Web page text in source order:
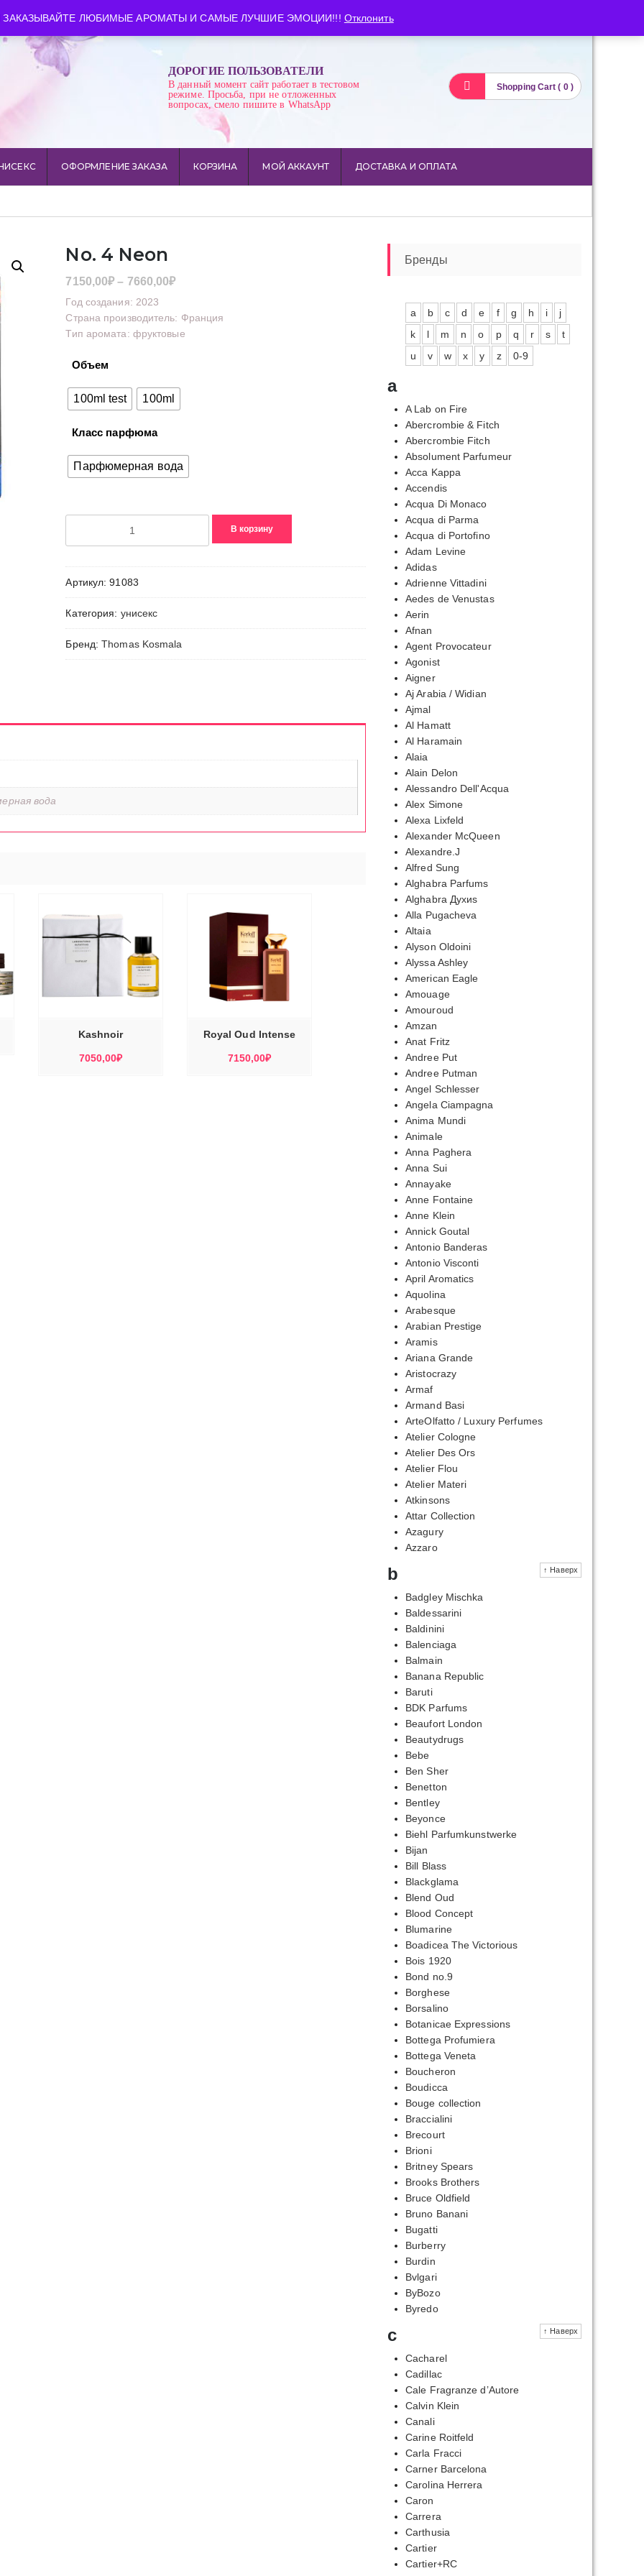
ЗАКАЗЫВАЙТЕ ЛЮБИМЫЕ АРОМАТЫ И САМЫЕ ЛУЧШИЕ ЭМОЦИИ!!! Отклонить
Время работы: пн-сб 10:00-21:00
ДОРОГИЕ ПОЛЬЗОВАТЕЛИ
В данный момент сайт работает в тестовом
режиме. Просьба, при не отложенных
вопросах, смело пишите в WhatsApp
Shopping Cart ( 0 )
ОФОРМЛЕНИЕ ЗАКАЗА КОРЗИНА МОЙ АККАУНТ ДОСТАВКА И ОПЛАТА
No. 4 Neon
7150,00₽ – 7660,00₽Диапазон
7150,00₽
–
Год создания: 2023
Страна производитель: Франция
Тип аромата: фруктовые
Объем
100ml test 100ml
Класс парфюма
Парфюмерная вода
4
Neon
В корзину
Артикул:91083
Категория: унисекс
Бренд:Thomas Kosmala
вода
ТОВАР
МОЖНО
ВЫБРАТЬ
СТРАНИЦЕ
ТОВАРА.
Kashnoir
7050,00₽
ВЫБЕРИТЕ
ЭТОТ
ТОВАР
ИМЕЕТ
МОЖНО
ВЫБРАТЬ
СТРАНИЦЕ
ТОВАРА.
Royal Oud Intense
7150,00₽
Бренды
a b c d e f g h i
j
k
l m n o p q r s
t
u
v w x y z 0-9
a
A Lab on Fire
Abercrombie & Fitch
Abercrombie Fitch
Absolument Parfumeur
Acca Kappa
Accendis
Acqua Di Monaco
Acqua di Parma
Acqua di Portofino
Adam Levine
Adidas
Adrienne Vittadini
Aedes de Venustas
Aerin
Afnan
Agent Provocateur
Agonist
Aigner
Aj Arabia / Widian
Ajmal
Al Hamatt
Al Haramain
Alaia
Alain Delon
Alessandro Dell'Acqua
Alex Simone
Alexa Lixfeld
Alexander McQueen
Alexandre.J
Alfred Sung
Alghabra Parfums
Alghabra Духиs
Alla Pugacheva
Altaia
Alyson Oldoini
Alyssa Ashley
American Eagle
Amouage
Amouroud
Amzan
Anat Fritz
Andree Put
Andree Putman
Angel Schlesser
Angela Ciampagna
Anima Mundi
Animale
Anna Paghera
Anna Sui
Annayake
Anne Fontaine
Anne Klein
Annick Goutal
Antonio Banderas
Antonio Visconti
April Aromatics
Aquolina
Arabesque
Arabian Prestige
Aramis
Ariana Grande
Aristocrazy
Armaf
Armand Basi
ArteOlfatto / Luxury Perfumes
Atelier Cologne
Atelier Des Ors
Atelier Flou
Atelier Materi
Atkinsons
Attar Collection
Azagury
Azzaro
↑ Наверх
b
Badgley Mischka
Baldessarini
Baldinini
Balenciaga
Balmain
Banana Republic
Baruti
BDK Parfums
Beaufort London
Beautydrugs
Bebe
Ben Sher
Benetton
Bentley
Beyonce
Biehl Parfumkunstwerke
Bijan
Bill Blass
Blackglama
Blend Oud
Blood Concept
Blumarine
Boadicea The Victorious
Bois 1920
Bond no.9
Borghese
Borsalino
Botanicae Expressions
Bottega Profumiera
Bottega Veneta
Boucheron
Boudicca
Bouge collection
Braccialini
Brecourt
Brioni
Britney Spears
Brooks Brothers
Bruce Oldfield
Bruno Banani
Bugatti
Burberry
Burdin
Bvlgari
ByBozo
Byredo
↑ Наверх
c
Cacharel
Cadillac
Cale Fragranze d’Autore
Calvin Klein
Canali
Carine Roitfeld
Carla Fracci
Carner Barcelona
Carolina Herrera
Caron
Carrera
Carthusia
Cartier
Cartier+RC